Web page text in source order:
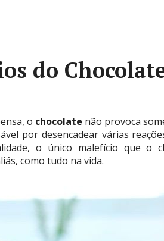
do
o chocolate não provoca
por desencadear várias
o único malefício que o
como tudo na vida.